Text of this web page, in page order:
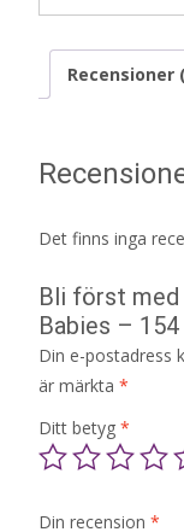
Recensioner
Det finns inga
Bli först
Babies – 154
Din e-postadress
är märkta *
Ditt betyg *
Din recension *